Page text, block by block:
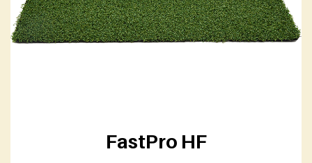
FastPro HF